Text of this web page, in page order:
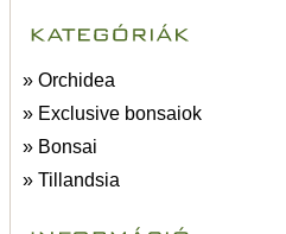
» Orchidea
» Exclusive bonsaiok
» Bonsai
» Tillandsia